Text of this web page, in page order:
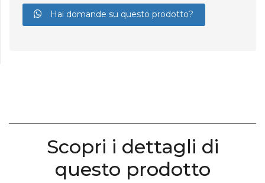
Hai domande su questo prodotto?
Scopri i dettagli di
questo prodotto